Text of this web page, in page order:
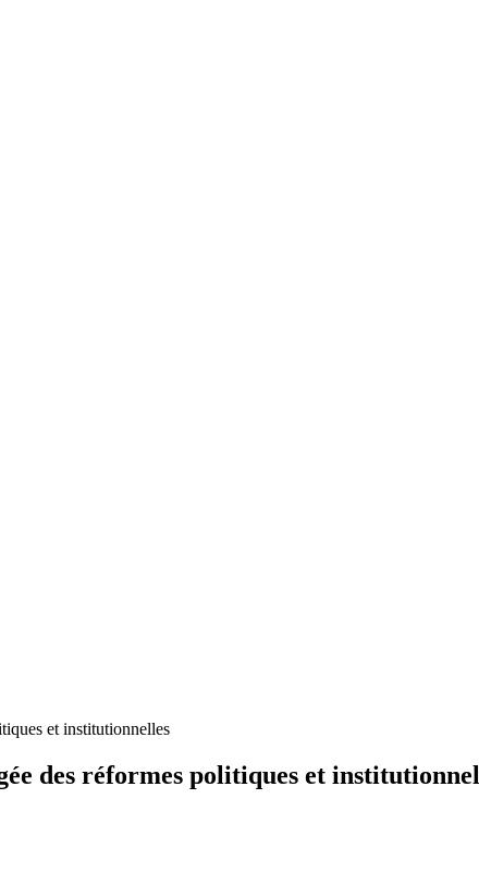
et institutionnelles
des réformes politiques et